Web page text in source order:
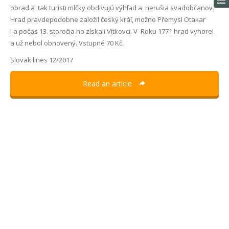
obrad a tak turisti mlčky obdivujú výhľad a nerušia svadobčanov.
Hrad pravdepodobne založil český kráľ, možno Přemysl Otakar
I a počas 13. storočia ho získali Vítkovci. V Roku 1771 hrad vyhorel
a už nebol obnovený. Vstupné 70 Kč.
Slovak lines 12/2017
Read an article